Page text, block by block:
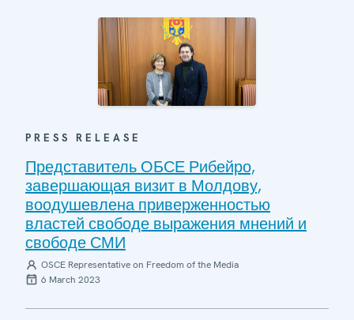
PRESS RELEASE
Представитель ОБСЕ Рибейро,
завершающая визит в Молдову,
воодушевлена приверженностью
властей свободе выражения мнений и
свободе СМИ
OSCE Representative on Freedom of the Media
6 March 2023